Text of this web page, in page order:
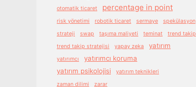
otomatik ticaret
percentage in point
risk yönetimi robotik ticaret sermaye
spekülasyon
strateji
swap taşıma maliyeti teminat
trend takip
trend takip stratejisi
yapay zeka yatırım
yatırımcı
yatırımcı koruma
yatırım psikolojisi
yatırım teknikleri
zaman dilimi
zarar